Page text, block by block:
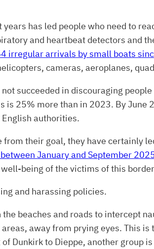
has led people who need to
and heartbeat detectors and
irregular arrivals by small boats
cameras, aeroplanes,
succeeded in discouraging
25% more than in 2023. By
authorities.
their goal, they have certainly
January and September
being of the victims of this
and harassing policies.
beaches and roads to intercept
away from prying eyes. This is
Dunkirk to Dieppe, another group